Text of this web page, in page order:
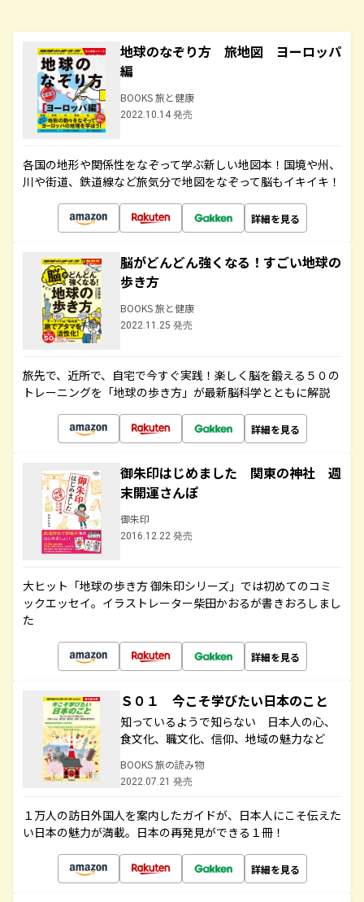
地球のなぞり方 旅地図 ヨーロッパ
編
BOOKS 旅と健康
2022.10.14 発売
各国の地形や関係性をなぞって学ぶ新しい地図本！国境や州、
川や街道、鉄道線など旅気分で地図をなぞって脳もイキイキ！
詳細を見る
脳がどんどん強くなる！すごい地球の
歩き方
BOOKS 旅と健康
2022.11.25 発売
旅先で、近所で、自宅で今すぐ実践！楽しく脳を鍛える５０の
トレーニングを「地球の歩き方」が最新脳科学とともに解説
詳細を見る
御朱印はじめました 関東の神社 週
末開運さんぽ
御朱印
2016.12.22 発売
大ヒット「地球の歩き方 御朱印シリーズ」では初めてのコミ
ックエッセイ。イラストレーター柴田かおるが書きおろしまし
た
詳細を見る
Ｓ０１ 今こそ学びたい日本のこと
知っているようで知らない 日本人の心、
食文化、職文化、信仰、地域の魅力など
BOOKS 旅の読み物
2022.07.21 発売
１万人の訪日外国人を案内したガイドが、日本人にこそ伝えた
い日本の魅力が満載。日本の再発見ができる１冊！
詳細を見る